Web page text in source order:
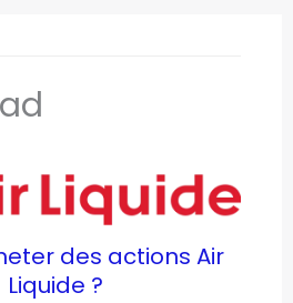
des actions Air
Liquide ?